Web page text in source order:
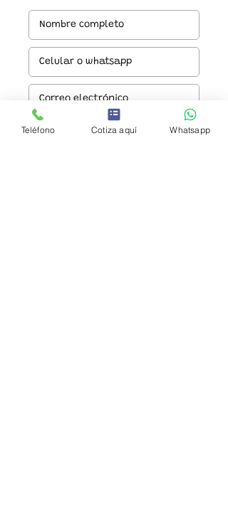
Teléfono Cotiza aquí Whatsapp